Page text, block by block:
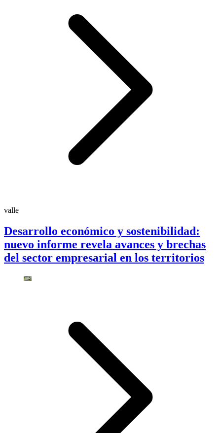
valle
Desarrollo económico y sostenibilidad:
nuevo informe revela avances y brechas
del sector empresarial en los territorios